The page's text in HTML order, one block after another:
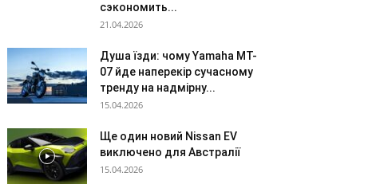
сэкономить...
21.04.2026
Душа їзди: чому Yamaha MT-
07 йде наперекір сучасному
тренду на надмірну...
15.04.2026
Ще один новий Nissan EV
виключено для Австралії
15.04.2026